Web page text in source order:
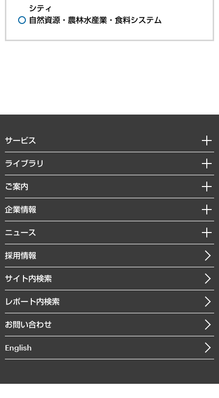
シティ
自然資源・農林水産業・食料システム
サービス
経営戦略
組織・人事戦略
デジタルイノベーション
共生・ダイバーシティ
GRC（ガバナンス・リスク・コンプライアンス）・防災（政策）
経済・産業・雇用・労働
まちづくり・観光・交通・スポーツ・スマートシティ
自然資源・農林水産業・食料システム
ライブラリ
経済調査
レポート
コラム
経営用語集
受託・受注実績（官公庁関連）
メディア掲載・出演
ご案内
セミナー・イベント情報
MUFGビジネスセミナー
受託案件情報
企業情報
私たちの想い
社長メッセージ
会社概要
沿革
組織図・本部部室紹介
インドネシア現地法人
個人情報保護方針
ニュース
ニュースリリース
お知らせ
採用情報
サイト内検索
レポート内検索
お問い合わせ
English